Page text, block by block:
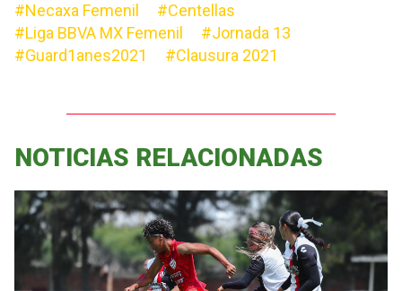
#Necaxa Femenil
#Centellas
#Liga BBVA MX Femenil
#Jornada 13
#Guard1anes2021
#Clausura 2021
NOTICIAS RELACIONADAS